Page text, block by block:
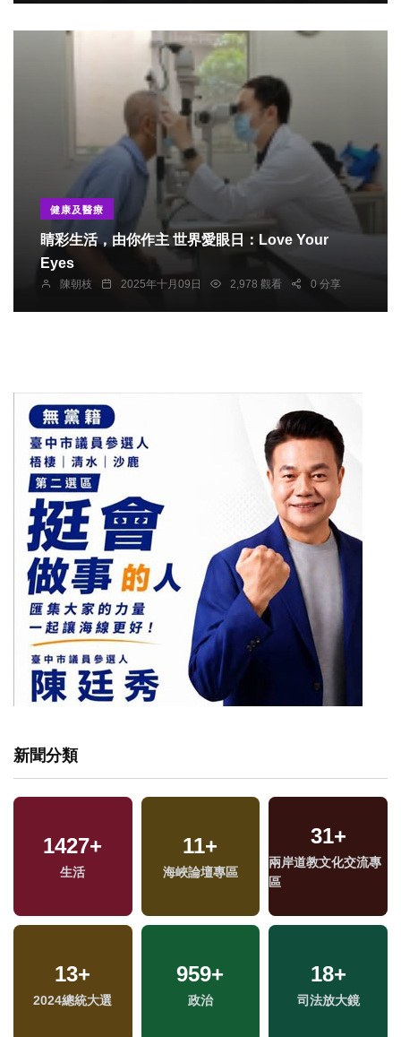
健康及醫療
睛彩生活，由你作主 世界愛眼日：Love Your
Eyes
陳朝枝 2025年十月09日 2,978 觀看 0 分享
新聞分類
1427+
生活
11+
海峽論壇專區
31+
兩岸道教文化交流專
區
13+
2024總統大選
959+
政治
18+
司法放大鏡